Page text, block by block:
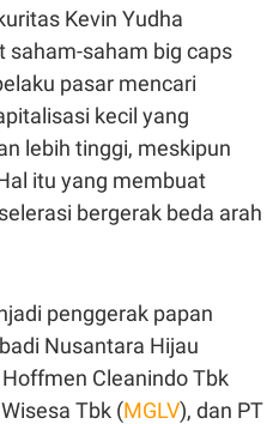
Kevin Yudha
saham-saham big caps
pasar mencari
kecil yang
lebih tinggi, meskipun
itu yang membuat
bergerak beda arah
penggerak papan
Nusantara Hijau
Hoffmen Cleanindo Tbk
Tbk (MGLV), dan PT